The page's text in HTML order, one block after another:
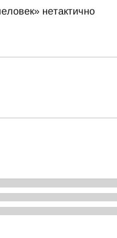
нетактично